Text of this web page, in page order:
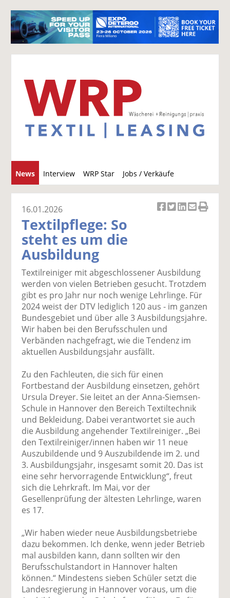
News Interview WRP Star Jobs / Verkäufe
u
c
uf
F
ac
e
b
o
o
il
e
n
wi
tt
er
n
uf
Li
n
k
e
n
n
er
E
m
ai
l
er
e
n
ru
ck
e
n
16.01.2026
Textilpflege: So
steht es um die
Ausbildung
Textilreiniger mit abgeschlossener Ausbildung
werden von vielen Betrieben gesucht. Trotzdem
gibt es pro Jahr nur noch wenige Lehrlinge. Für
2024 weist der DTV lediglich 120 aus - im ganzen
Bundesgebiet und über alle 3 Ausbildungsjahre.
Wir haben bei den Berufsschulen und
Verbänden nachgefragt, wie die Tendenz im
aktuellen Ausbildungsjahr ausfällt.
Zu den Fachleuten, die sich für einen
Fortbestand der Ausbildung einsetzen, gehört
Ursula Dreyer. Sie leitet an der Anna-Siemsen-
Schule in Hannover den Bereich Textiltechnik
und Bekleidung. Dabei verantwortet sie auch
die Ausbildung angehender Textilreiniger. „Bei
den Textilreiniger/innen haben wir 11 neue
Auszubildende und 9 Auszubildende im 2. und
3. Ausbildungsjahr, insgesamt somit 20. Das ist
eine sehr hervorragende Entwicklung“, freut
sich die Lehrkraft. Im Mai, vor der
Gesellenprüfung der ältesten Lehrlinge, waren
es 17.
„Wir haben wieder neue Ausbildungsbetriebe
dazu bekommen. Ich denke, wenn jeder Betrieb
mal ausbilden kann, dann sollten wir den
Berufsschulstandort in Hannover halten
können.“ Mindestens sieben Schüler setzt die
Landesregierung in Hannover voraus, um die